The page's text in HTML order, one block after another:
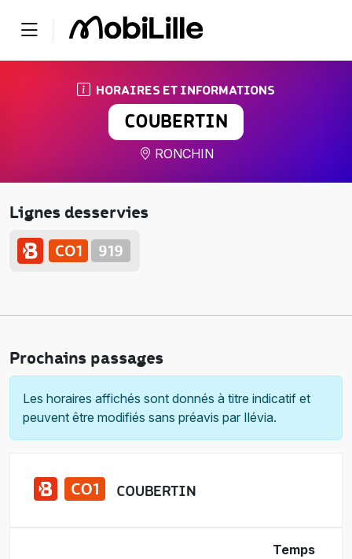
HORAIRES ET INFORMATIONS
COUBERTIN
RONCHIN
Lignes desservies
Prochains passages
Les horaires affichés sont donnés à titre indicatif et
peuvent être modifiés sans préavis par Ilévia.
COUBERTIN
Temps